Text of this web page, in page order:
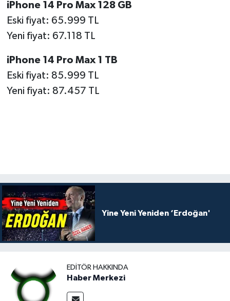
iPhone 14 Pro Max 128 GB
Eski fiyat: 65.999 TL
Yeni fiyat: 67.118 TL
iPhone 14 Pro Max 1 TB
Eski fiyat: 85.999 TL
Yeni fiyat: 87.457 TL
Yine Yeni Yeniden ‘Erdoğan'
EDITÖR HAKKINDA
Haber Merkezi